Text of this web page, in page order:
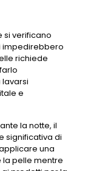
si verificano
impedirebbero
richiede
e
la notte, il
significativa di
una
pelle mentre